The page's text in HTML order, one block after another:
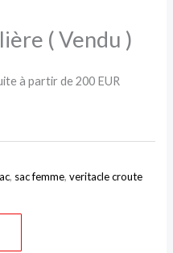
( Vendu )
à partir de 200 EUR
, sac femme,veritacle croute